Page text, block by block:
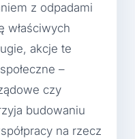
z odpadami
właściwych
akcje te
–
czy
budowaniu
na rzecz